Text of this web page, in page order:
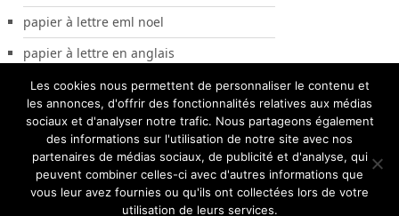
papier à lettre eml noel
papier à lettre en anglais
Les cookies nous permettent de personnaliser le contenu et
les annonces, d'offrir des fonctionnalités relatives aux médias
sociaux et d'analyser notre trafic. Nous partageons également
des informations sur l'utilisation de notre site avec nos
partenaires de médias sociaux, de publicité et d'analyse, qui
peuvent combiner celles-ci avec d'autres informations que
vous leur avez fournies ou qu'ils ont collectées lors de votre
utilisation de leurs services.